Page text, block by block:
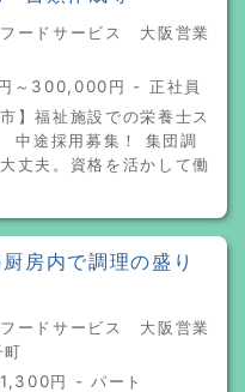
ードサービス 大阪営業
～300,000円 - 正社員
】福祉施設での栄養士ス
中途採用募集！ 集団調
丈夫。資格を活かして働
房内で調理の盛り
ードサービス 大阪営業
円 - パート